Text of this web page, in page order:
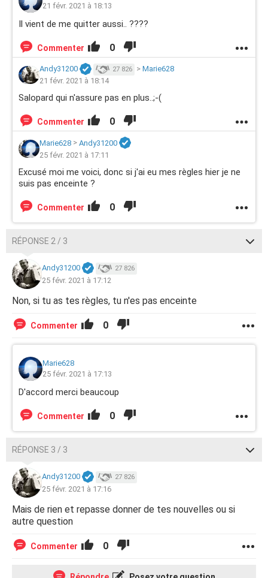
21 févr. 2021 à 18:13
Il vient de me quitter aussi.. ????
Commenter 0
Andy31200 27 826 > Marie628
21 févr. 2021 à 18:14
Salopard qui n'assure pas en plus..;-(
Commenter 0
Marie628 > Andy31200
25 févr. 2021 à 17:11
Excusé moi me voici, donc si j'ai eu mes règles hier je ne
suis pas enceinte ?
Commenter 0
RÉPONSE 2 / 3
Andy31200 27 826
25 févr. 2021 à 17:12
Non, si tu as tes règles, tu n'es pas enceinte
Commenter 0
Marie628
25 févr. 2021 à 17:13
D'accord merci beaucoup
Commenter 0
RÉPONSE 3 / 3
Andy31200 27 826
25 févr. 2021 à 17:16
Mais de rien et repasse donner de tes nouvelles ou si
autre question
Commenter 0